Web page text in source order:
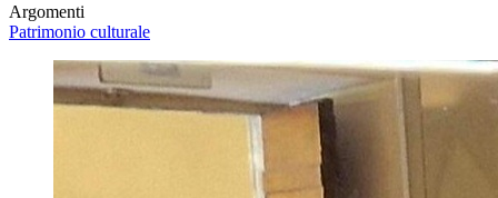
Argomenti
Patrimonio culturale